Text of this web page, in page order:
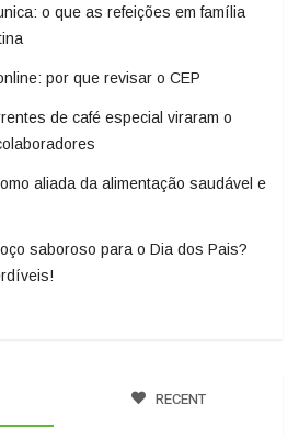
o que as refeições em família
por que revisar o CEP
de café especial viraram o
aliada da alimentação saudável e
saboroso para o Dia dos Pais?
RECENT